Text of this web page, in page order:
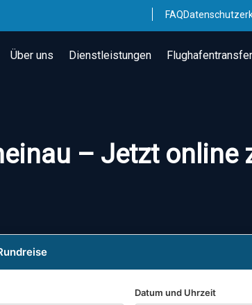
FAQ
Über uns Dienstleistungen Flughafentransfer
– Jetzt online
Datum und Uhrzeit